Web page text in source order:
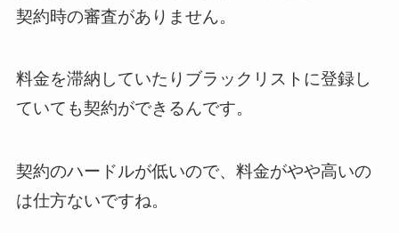
契約時の審査がありません。
料金を滞納していたりブラックリストに登録し
ていても契約ができるんです。
契約のハードルが低いので、料金がやや高いの
は仕方ないですね。